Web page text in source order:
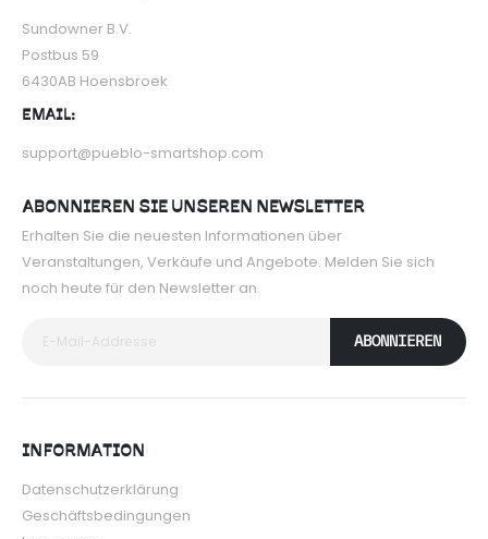
Sundowner B.V.
Postbus 59
6430AB Hoensbroek
EMAIL:
support@pueblo-smartshop.com
ABONNIEREN SIE UNSEREN NEWSLETTER
Erhalten Sie die neuesten Informationen über
Veranstaltungen, Verkäufe und Angebote. Melden Sie sich
noch heute für den Newsletter an.
ABONNIEREN
INFORMATION
Datenschutzerklärung
Geschäftsbedingungen